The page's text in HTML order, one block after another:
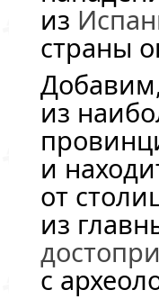
из
страны
из
и
от
из
с